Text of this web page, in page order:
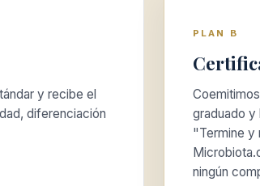
y recibe el
diferenciación
PLAN B
graduado
"Termine y
ningún